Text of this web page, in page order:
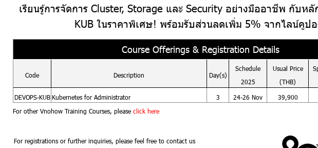
เรียนรู้การจัดการ Cluster, Storage และ Security อย่างมืออาชีพ กับหลั
KUB ในราคาพิเศษ! พร้อมรับส่วนลดเพิ่ม 5% จากไลน์คูป
Course Offerings & Registration Details
Code Description Day(s)
Schedule
2025
Usual Price
(THB)
DEVOPS-KUB Kubernetes for Administrator 3 24-26 Nov 39,900
For other Vnohow Training Courses, please click here
For registrations or further inquiries, please feel free to contact us